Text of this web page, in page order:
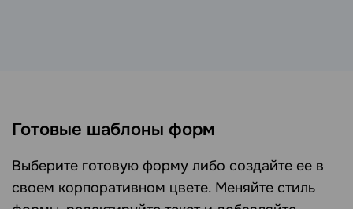
Готовые шаблоны форм
Выберите готовую форму либо создайте ее в
своем корпоративном цвете. Меняйте стиль